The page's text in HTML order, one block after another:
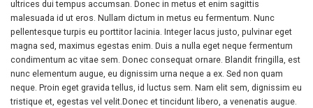
ultrices dui tempus accumsan. Donec in metus et enim sagittis
malesuada id ut eros. Nullam dictum in metus eu fermentum. Nunc
pellentesque turpis eu porttitor lacinia. Integer lacus justo, pulvinar eget
magna sed, maximus egestas enim. Duis a nulla eget neque fermentum
condimentum ac vitae sem. Donec consequat ornare. Blandit fringilla, est
nunc elementum augue, eu dignissim urna neque a ex. Sed non quam
neque. Proin eget gravida tellus, id luctus sem. Nam elit sem, dignissim eu
tristique et, egestas vel velit.Donec et tincidunt libero, a venenatis augue.